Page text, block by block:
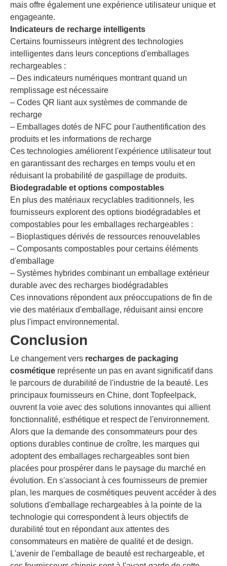
mais offre également une expérience utilisateur unique et
engageante.
Indicateurs de recharge intelligents
Certains fournisseurs intègrent des technologies
intelligentes dans leurs conceptions d'emballages
rechargeables :
– Des indicateurs numériques montrant quand un
remplissage est nécessaire
– Codes QR liant aux systèmes de commande de
recharge
– Emballages dotés de NFC pour l'authentification des
produits et les informations de recharge
Ces technologies améliorent l'expérience utilisateur tout
en garantissant des recharges en temps voulu et en
réduisant la probabilité de gaspillage de produits.
Biodegradable et options compostables
En plus des matériaux recyclables traditionnels, les
fournisseurs explorent des options biodégradables et
compostables pour les emballages rechargeables :
– Bioplastiques dérivés de ressources renouvelables
– Composants compostables pour certains éléments
d'emballage
– Systèmes hybrides combinant un emballage extérieur
durable avec des recharges biodégradables
Ces innovations répondent aux préoccupations de fin de
vie des matériaux d'emballage, réduisant ainsi encore
plus l'impact environnemental.
Conclusion
Le changement vers recharges de packaging
cosmétique représente un pas en avant significatif dans
le parcours de durabilité de l'industrie de la beauté. Les
principaux fournisseurs en Chine, dont Topfeelpack,
ouvrent la voie avec des solutions innovantes qui allient
fonctionnalité, esthétique et respect de l'environnement.
Alors que la demande des consommateurs pour des
options durables continue de croître, les marques qui
adoptent des emballages rechargeables sont bien
placées pour prospérer dans le paysage du marché en
évolution. En s'associant à ces fournisseurs de premier
plan, les marques de cosmétiques peuvent accéder à des
solutions d'emballage rechargeables à la pointe de la
technologie qui correspondent à leurs objectifs de
durabilité tout en répondant aux attentes des
consommateurs en matière de qualité et de design.
L'avenir de l'emballage de beauté est rechargeable, et